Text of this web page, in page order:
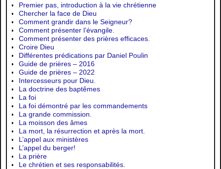
Premier pas, introduction à la vie chrétienne
Chercher la face de Dieu
Comment grandir dans le Seigneur?
Comment présenter l’évangile.
Comment présenter des prières efficaces.
Croire Dieu
Différentes prédications par Daniel Poulin
Guide de prières – 2016
Guide de prières – 2022
Intercesseurs pour Dieu.
La doctrine des baptêmes
La foi
La foi démontré par les commandements
La grande commission.
La moisson des âmes
La mort, la résurrection et après la mort.
L’appel aux ministères
L’appel du berger!
La prière
Le chrétien et ses responsabilités.